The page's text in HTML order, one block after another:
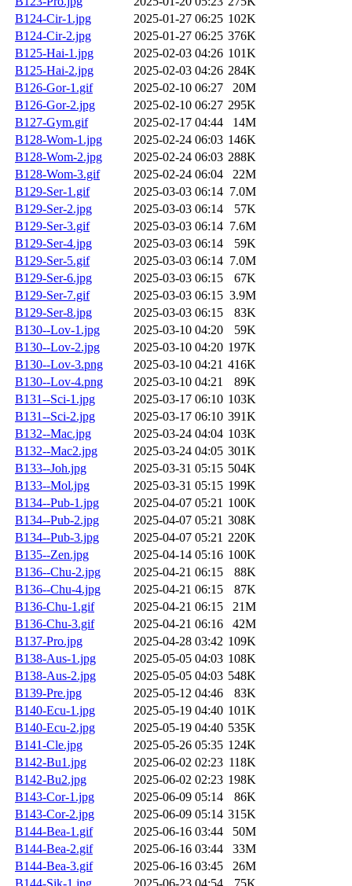
B124-Cir-1.jpg
2025-01-27 06:25 102K
B124-Cir-2.jpg
2025-01-27 06:25 376K
B125-Hai-1.jpg
2025-02-03 04:26 101K
B125-Hai-2.jpg
2025-02-03 04:26 284K
B126-Gor-1.gif
2025-02-10 06:27
20M
B126-Gor-2.jpg
2025-02-10 06:27 295K
B127-Gym.gif
2025-02-17 04:44
14M
B128-Wom-1.jpg
2025-02-24 06:03 146K
B128-Wom-2.jpg
2025-02-24 06:03 288K
B128-Wom-3.gif
2025-02-24 06:04
22M
B129-Ser-1.gif
2025-03-03 06:14 7.0M
B129-Ser-2.jpg
2025-03-03 06:14
57K
B129-Ser-3.gif
2025-03-03 06:14 7.6M
B129-Ser-4.jpg
2025-03-03 06:14
59K
B129-Ser-5.gif
2025-03-03 06:14 7.0M
B129-Ser-6.jpg
2025-03-03 06:15
67K
B129-Ser-7.gif
2025-03-03 06:15 3.9M
B129-Ser-8.jpg
2025-03-03 06:15
83K
B130--Lov-1.jpg
2025-03-10 04:20
59K
B130--Lov-2.jpg
2025-03-10 04:20 197K
B130--Lov-3.png
2025-03-10 04:21 416K
B130--Lov-4.png
2025-03-10 04:21
89K
B131--Sci-1.jpg
2025-03-17 06:10 103K
B131--Sci-2.jpg
2025-03-17 06:10 391K
B132--Mac.jpg
2025-03-24 04:04 103K
B132--Mac2.jpg
2025-03-24 04:05 301K
B133--Joh.jpg
2025-03-31 05:15 504K
B133--Mol.jpg
2025-03-31 05:15 199K
B134--Pub-1.jpg
2025-04-07 05:21 100K
B134--Pub-2.jpg
2025-04-07 05:21 308K
B134--Pub-3.jpg
2025-04-07 05:21 220K
B135--Zen.jpg
2025-04-14 05:16 100K
B136--Chu-2.jpg
2025-04-21 06:15
88K
B136--Chu-4.jpg
2025-04-21 06:15
87K
B136-Chu-1.gif
2025-04-21 06:15
21M
B136-Chu-3.gif
2025-04-21 06:16
42M
B137-Pro.jpg
2025-04-28 03:42 109K
B138-Aus-1.jpg
2025-05-05 04:03 108K
B138-Aus-2.jpg
2025-05-05 04:03 548K
B139-Pre.jpg
2025-05-12 04:46
83K
B140-Ecu-1.jpg
2025-05-19 04:40 101K
B140-Ecu-2.jpg
2025-05-19 04:40 535K
B141-Cle.jpg
2025-05-26 05:35 124K
B142-Bu1.jpg
2025-06-02 02:23 118K
B142-Bu2.jpg
2025-06-02 02:23 198K
B143-Cor-1.jpg
2025-06-09 05:14
86K
B143-Cor-2.jpg
2025-06-09 05:14 315K
B144-Bea-1.gif
2025-06-16 03:44
50M
B144-Bea-2.gif
2025-06-16 03:44
33M
B144-Bea-3.gif
2025-06-16 03:45
26M
B144-Sik-1.jpg
2025-06-23 04:54
75K